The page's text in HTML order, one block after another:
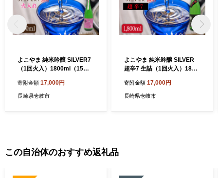
よこやま 純米吟醸 SILVER7
（1回火入）1800ml（15
重家酒造】[JDB030] 日本酒
酒 お酒 吟醸酒 重家酒造 ギフ
寄附金額 17,000円
長崎県壱岐市
よこやま 純米吟醸 SILVER
超辛7 生詰（1回火入）1800
下御免/重家酒造】[JDB069]
17000 17000円
寄附金額 17,000円
長崎県壱岐市
この自治体のおすすめ返礼品